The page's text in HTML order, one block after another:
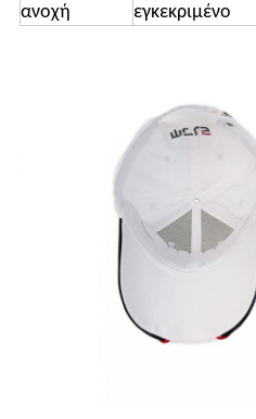
ανοχή
εγκεκριμένο